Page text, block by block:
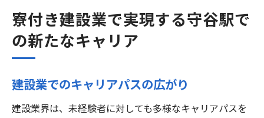
寮付き建設業で実現する守谷駅で
の新たなキャリア
建設業でのキャリアパスの広がり
建設業界は、未経験者に対しても多様なキャリアパスを